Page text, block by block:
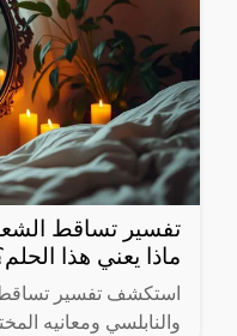
تفسير تساقط
ماذا يعني هذا
استكشف تفسير تساقط
والنابلسي ومعانيه